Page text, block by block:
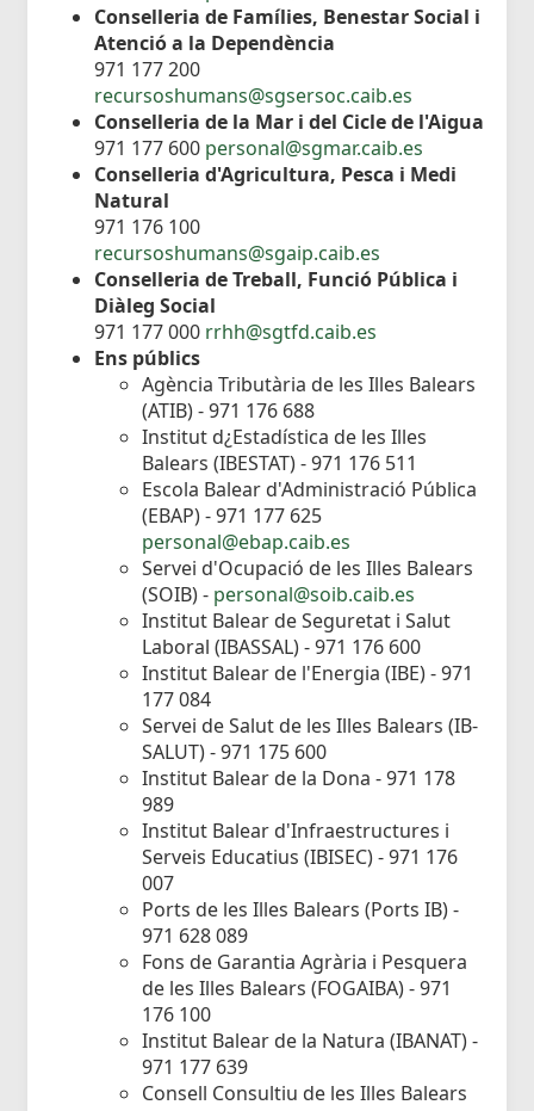
Conselleria de Famílies, Benestar Social i
Atenció a la Dependència
971 177 200
recursoshumans@sgsersoc.caib.es
Conselleria de la Mar i del Cicle de l'Aigua
971 177 600 personal@sgmar.caib.es
Conselleria d'Agricultura, Pesca i Medi
Natural
971 176 100
recursoshumans@sgaip.caib.es
Conselleria de Treball, Funció Pública i
Diàleg Social
971 177 000 rrhh@sgtfd.caib.es
Ens públics
Agència Tributària de les Illes Balears
(ATIB) - 971 176 688
Institut d¿Estadística de les Illes
Balears (IBESTAT) - 971 176 511
Escola Balear d'Administració Pública
(EBAP) - 971 177 625
personal@ebap.caib.es
Servei d'Ocupació de les Illes Balears
(SOIB) - personal@soib.caib.es
Institut Balear de Seguretat i Salut
Laboral (IBASSAL) - 971 176 600
Institut Balear de l'Energia (IBE) - 971
177 084
Servei de Salut de les Illes Balears (IB-
SALUT) - 971 175 600
Institut Balear de la Dona - 971 178
989
Institut Balear d'Infraestructures i
Serveis Educatius (IBISEC) - 971 176
007
Ports de les Illes Balears (Ports IB) -
971 628 089
Fons de Garantia Agrària i Pesquera
de les Illes Balears (FOGAIBA) - 971
176 100
Institut Balear de la Natura (IBANAT) -
971 177 639
Consell Consultiu de les Illes Balears